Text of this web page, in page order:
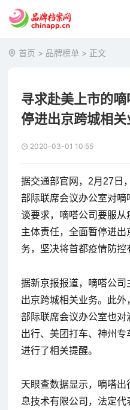
首页 > 品牌榜单 > 正文
寻求赴美上市的
停进出京跨城相关
2020-03-01 10:55
据交通部官网，2月27日
部际联席会议办公室对
谈要求，嘀嗒公司要服
主体责任，全面暂停进
务，坚决将首都疫情防控
据新京报报道，嘀嗒公
出京跨城相关业务。此
部际联席会议办公室也
出行、美团打车、神州专
进行了相关提醒。
天眼查数据显示，嘀嗒
息技术有限公司，法定